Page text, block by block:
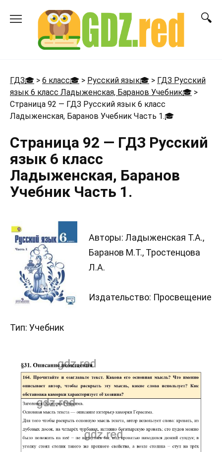
ГДЗ🎓 > 6 класс🎓 > Русский язык🎓 > ГДЗ Русский
язык 6 класс Ладыженская, Баранов Учебник🎓 >
Страница 92 — ГДЗ Русский язык 6 класс
Ладыженская, Баранов Учебник Часть 1.🎓
Страница 92 — ГДЗ Русский
язык 6 класс
Ладыженская, Баранов
Учебник Часть 1.
Авторы: Ладыженская Т.А.,
Баранов М.Т., Тростенцова
Л.А.
Издательство: Просвещение
Тип: Учебник